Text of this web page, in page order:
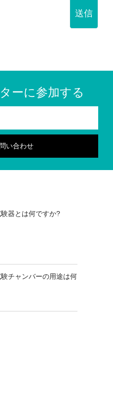
送信
ーに参加する
器とは何ですか?
験チャンバーの用途は何